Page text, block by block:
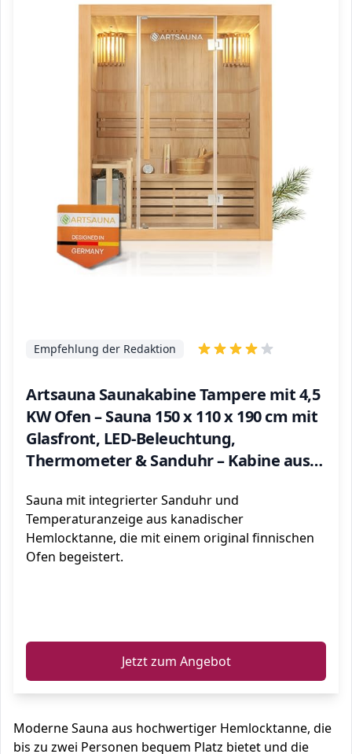
Artsauna Saunakabine Tampere mit 4,5
KW Ofen – Sauna 150 x 110 x 190 cm mit
Glasfront, LED-Beleuchtung,
Thermometer & Sanduhr – Kabine aus
Empfehlung der Redaktion
Sauna mit integrierter Sanduhr und
Temperaturanzeige aus kanadischer
Hemlocktanne, die mit einem original finnischen
Ofen begeistert.
Jetzt zum Angebot
Moderne Sauna aus hochwertiger Hemlocktanne, die
bis zu zwei Personen bequem Platz bietet und die